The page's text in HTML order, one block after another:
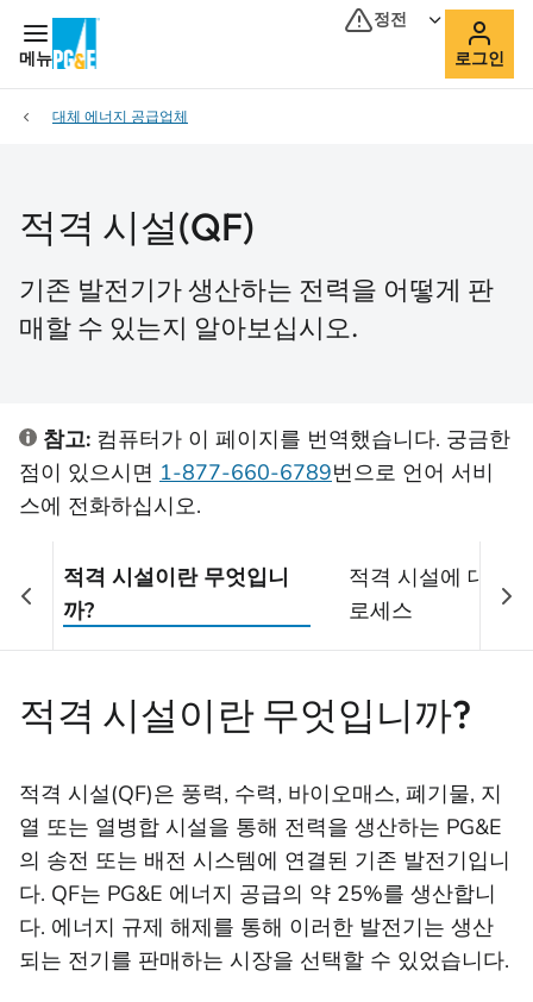
메뉴
정전
로그인
대체 에너지 공급업체
적격 시설(QF)
기존 발전기가 생산하는 전력을 어떻게 판
매할 수 있는지 알아보십시오.
참고: 컴퓨터가 이 페이지를 번역했습니다. 궁금한
점이 있으시면 1-877-660-6789번으로 언어 서비
스에 전화하십시오.
적격 시설이란 무엇입니
까?
적격 시설에 대한
로세스
적격 시설이란 무엇입니까?
적격 시설(QF)은 풍력, 수력, 바이오매스, 폐기물, 지
열 또는 열병합 시설을 통해 전력을 생산하는 PG&E
의 송전 또는 배전 시스템에 연결된 기존 발전기입니
다. QF는 PG&E 에너지 공급의 약 25%를 생산합니
다. 에너지 규제 해제를 통해 이러한 발전기는 생산
되는 전기를 판매하는 시장을 선택할 수 있었습니다.